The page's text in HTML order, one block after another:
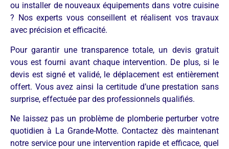
ou installer de nouveaux équipements dans votre cuisine
? Nos experts vous conseillent et réalisent vos travaux
avec précision et efficacité.
Pour garantir une transparence totale, un devis gratuit
vous est fourni avant chaque intervention. De plus, si le
devis est signé et validé, le déplacement est entièrement
offert. Vous avez ainsi la certitude d’une prestation sans
surprise, effectuée par des professionnels qualifiés.
Ne laissez pas un problème de plomberie perturber votre
quotidien à La Grande-Motte. Contactez dès maintenant
notre service pour une intervention rapide et efficace, quel